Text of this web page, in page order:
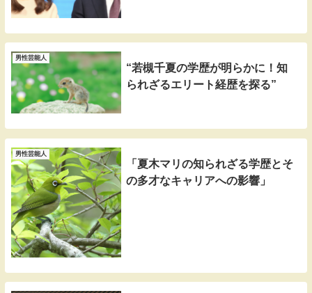
男性芸能人
“若槻千夏の学歴が明らかに！知
られざるエリート経歴を探る”
男性芸能人
「夏木マリの知られざる学歴とそ
の多才なキャリアへの影響」